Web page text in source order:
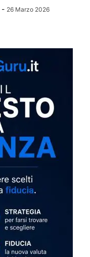
- 26 Marzo 2026